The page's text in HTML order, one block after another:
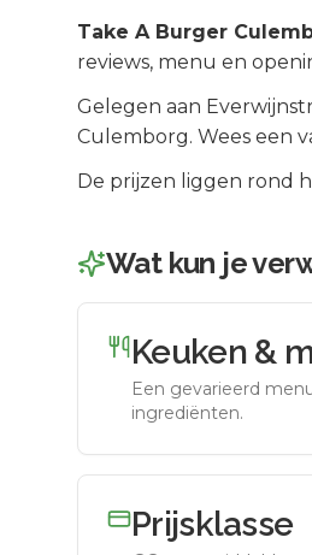
Take A Burger
reviews, menu en
Gelegen aan
Culemborg. Wees een
De prijzen liggen rond
Wat kun je
Keuken &
Een gevarieerd
ingrediënten.
Prijsklasse